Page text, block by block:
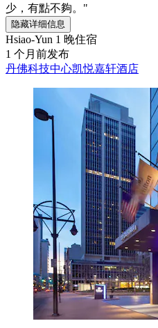
少，有點不夠。"
隐藏详细信息
Hsiao-Yun 1 晚住宿
1 个月前发布
丹佛科技中心凯悦嘉轩酒店